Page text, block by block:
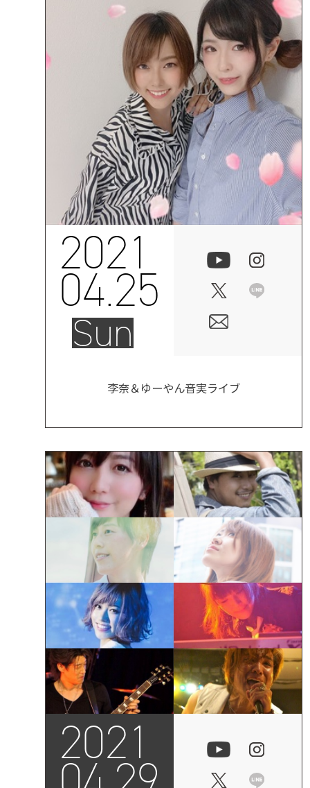
2021
04.25
Sun
李奈＆ゆーやん音実ライブ
2021